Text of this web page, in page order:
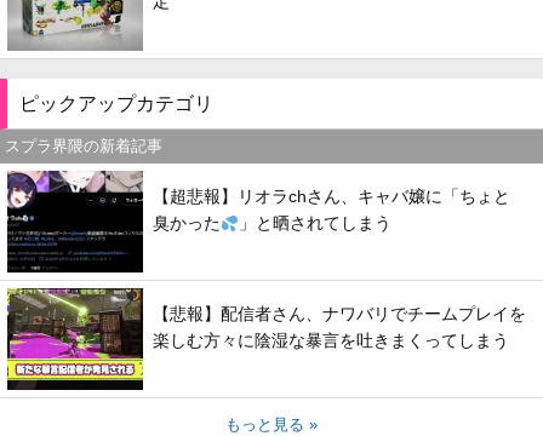
ピックアップカテゴリ
スプラ界隈の新着記事
【超悲報】リオラchさん、キャバ嬢に「ちょと
臭かった
」と晒されてしまう
【悲報】配信者さん、ナワバリでチームプレイを
楽しむ方々に陰湿な暴言を吐きまくってしまう
もっと見る »